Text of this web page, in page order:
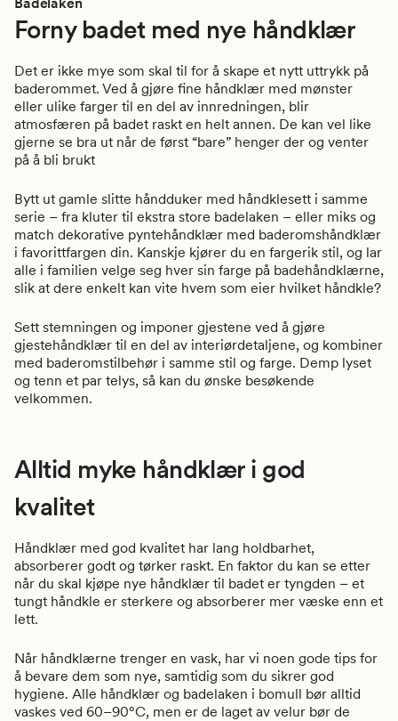
Forny badet med nye håndklær
Det er ikke mye som skal til for å skape et nytt uttrykk på
baderommet. Ved å gjøre fine håndklær med mønster
eller ulike farger til en del av innredningen, blir
atmosfæren på badet raskt en helt annen. De kan vel like
gjerne se bra ut når de først “bare” henger der og venter
på å bli brukt
Bytt ut gamle slitte håndduker med håndklesett i samme
serie – fra kluter til ekstra store badelaken – eller miks og
match dekorative pyntehåndklær med baderomshåndklær
i favorittfargen din. Kanskje kjører du en fargerik stil, og lar
alle i familien velge seg hver sin farge på badehåndklærne,
slik at dere enkelt kan vite hvem som eier hvilket håndkle?
Sett stemningen og imponer gjestene ved å gjøre
gjestehåndklær til en del av interiørdetaljene, og kombiner
med baderomstilbehør i samme stil og farge. Demp lyset
og tenn et par telys, så kan du ønske besøkende
velkommen.
Alltid myke håndklær i god
kvalitet
Håndklær med god kvalitet har lang holdbarhet,
absorberer godt og tørker raskt. En faktor du kan se etter
når du skal kjøpe nye håndklær til badet er tyngden – et
tungt håndkle er sterkere og absorberer mer væske enn et
lett.
Når håndklærne trenger en vask, har vi noen gode tips for
å bevare dem som nye, samtidig som du sikrer god
hygiene. Alle håndklær og badelaken i bomull bør alltid
vaskes ved 60–90°C, men er de laget av velur bør de